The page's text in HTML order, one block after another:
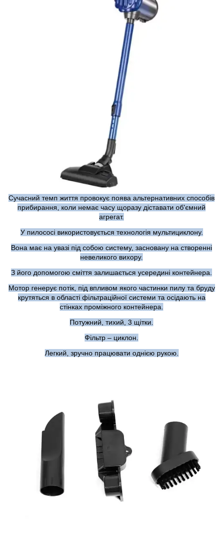
Сучасний темп життя провокує поява альтернативних способів
прибирання, коли немає часу щоразу діставати об'ємний
агрегат.
У пилососі використовується технологія мультициклону.
Вона має на увазі під собою систему, засновану на створенні
невеликого вихору.
З його допомогою сміття залишається усередині контейнера.
Мотор генерує потік, під впливом якого частинки пилу та бруду
крутяться в області фільтраційної системи та осідають на
стінках проміжного контейнера.
Потужний, тихий, 3 щітки.
Фільтр – циклон.
Легкий, зручно працювати однією рукою.